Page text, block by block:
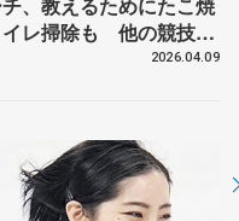
イレ掃除も 他の競技に
う坂本花織の筋肉2026.04.09